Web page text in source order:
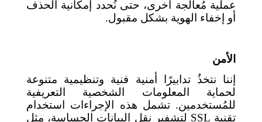
عملية مُعالجة أخرى، حتى نُحدد إمكانية الحذف
أو إخفاء الهوية بشكل مقبول.
الأمن
إننا نتخذُ تدابيرًا أمنية فنية وتنظيمية متنوعة
لحماية المعلومات الشخصية التعريفية
للمُستخدمين. تشمل هذه الإجراءات استخدام
تقنية SSL لتشفير نقل البيانات الحساسة، مثل